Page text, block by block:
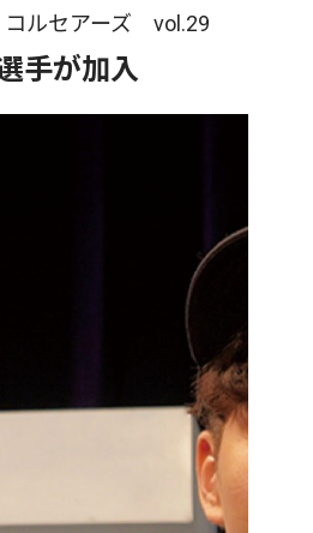
コルセアーズ vol.29
手が加入